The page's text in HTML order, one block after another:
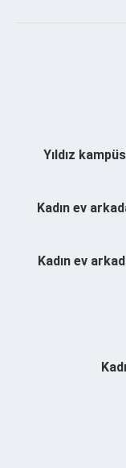
Yıldız
Kadın ev
Kadın ev